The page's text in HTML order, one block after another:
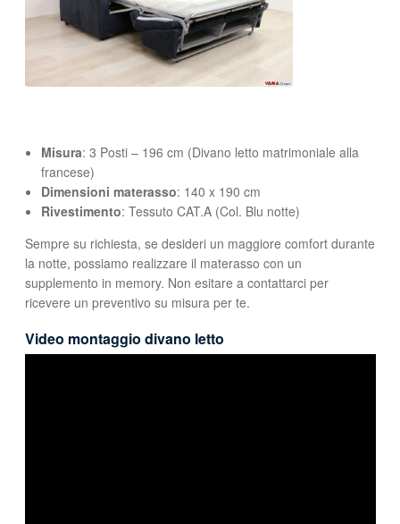
Misura: 3 Posti – 196 cm (Divano letto matrimoniale alla
francese)
Dimensioni materasso: 140 x 190 cm
Rivestimento: Tessuto CAT.A (Col. Blu notte)
Sempre su richiesta, se desideri un maggiore comfort durante
la notte, possiamo realizzare il materasso con un
supplemento in memory. Non esitare a contattarci per
ricevere un preventivo su misura per te.
Video montaggio divano letto